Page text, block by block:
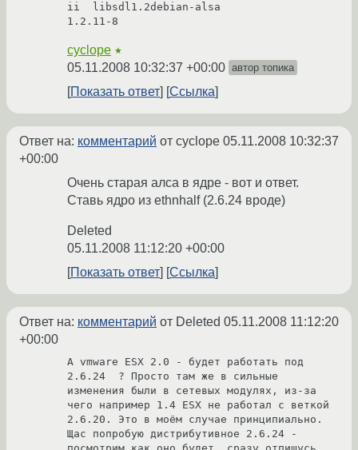
ii  libsdl1.2debian-alsa
1.2.11-8
cyclope ★
05.11.2008 10:32:37 +00:00 автор топика
Показать ответ Ссылка
Ответ на: комментарий от cyclope 05.11.2008 10:32:37
+00:00
Очень старая алса в ядре - вот и ответ.
Ставь ядро из ethnhalf (2.6.24 вроде)
Deleted
05.11.2008 11:12:20 +00:00
Показать ответ
Ссылка
Ответ на: комментарий от Deleted 05.11.2008 11:12:20
+00:00
А vmware ESX 2.0 - будет работать под
2.6.24  ? Просто там же в сильные
изменения были в сетевых модулях, из-за
чего например 1.4 ESX не работал с веткой
2.6.20. Это в моём случае принципиально.
Щас попробую дистрибутивное 2.6.24 -